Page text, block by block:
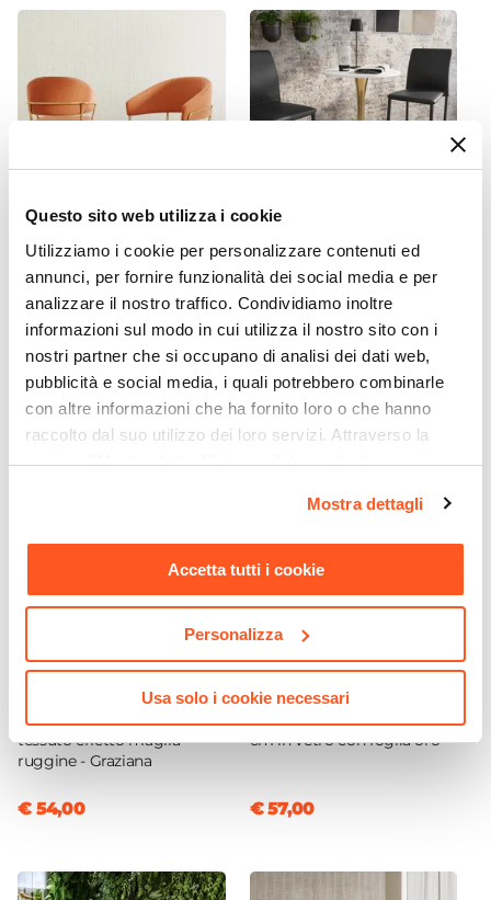
Questo sito web utilizza i cookie
Utilizziamo i cookie per personalizzare contenuti ed
annunci, per fornire funzionalità dei social media e per
analizzare il nostro traffico. Condividiamo inoltre
informazioni sul modo in cui utilizza il nostro sito con i
nostri partner che si occupano di analisi dei dati web,
pubblicità e social media, i quali potrebbero combinarle
con altre informazioni che ha fornito loro o che hanno
raccolto dal suo utilizzo dei loro servizi. Attraverso la
sezione "Mostra dettagli" è possibile gestire le proprie
momento. Per maggiori informazioni si invita a leggere la
nostraCookie Policy.
Mostra dettagli
Accetta tutti i cookie
Personalizza
Usa solo i cookie necessari
Altezza
98,5 cm
65 cm
Materiale Seduta
Velluto
Colore Gambe
Oro
Colore Seduta
Ruggine
Caratteristiche
Con schienale|Poggiapiedi
CODICE:AN-VR9
Set 2 sedie in velluto
ruggine con schienale
avvolgente e struttura oro -
Anette
€ 156,00
CODICE:TL-6BR
Tavolo alto rotondo 60 cm
con top bianco e gambe
oro - Tulipano Plus
€ 74,01
Pouf a goccia 60x33h cm in
tessuto effetto maglia
ruggine - Graziana
€ 54,00
CODICE: VN-2VR
Lampada a sospensione 20
cm in vetro con foglia oro
€ 57,00